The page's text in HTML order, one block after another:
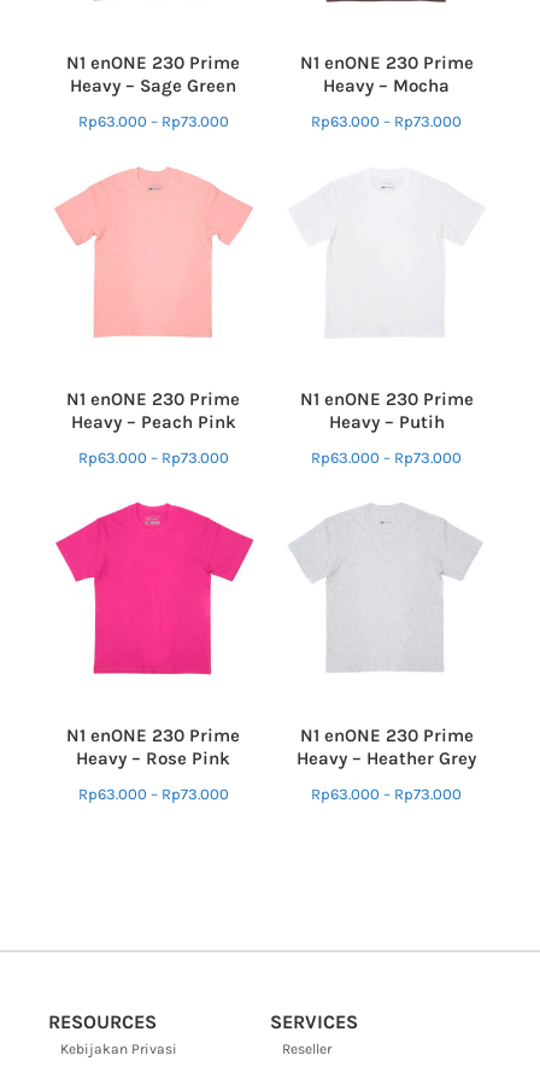
N1 enONE 230 Prime
Heavy – Sage Green
Rp63.000 – Rp73.000
N1 enONE 230 Prime
Heavy – Mocha
Rp63.000 – Rp73.000
N1 enONE 230 Prime
Heavy – Peach Pink
Rp63.000 – Rp73.000
N1 enONE 230 Prime
Heavy – Putih
Rp63.000 – Rp73.000
N1 enONE 230 Prime
Heavy – Rose Pink
Rp63.000 – Rp73.000
N1 enONE 230 Prime
Heavy – Heather Grey
Rp63.000 – Rp73.000
RESOURCES SERVICES
Kebijakan Privasi
Reseller